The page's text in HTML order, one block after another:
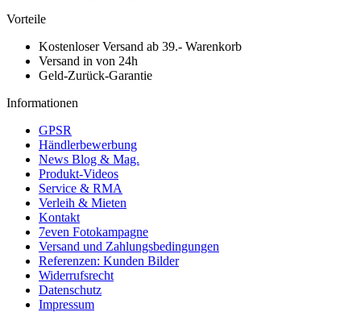
Vorteile
Kostenloser Versand ab 39.- Warenkorb
Versand in von 24h
Geld-Zurück-Garantie
Informationen
GPSR
Händlerbewerbung
News Blog & Mag.
Produkt-Videos
Service & RMA
Verleih & Mieten
Kontakt
7even Fotokampagne
Versand und Zahlungsbedingungen
Referenzen: Kunden Bilder
Widerrufsrecht
Datenschutz
Impressum